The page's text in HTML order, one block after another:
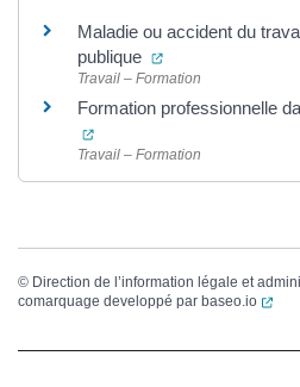
Maladie ou accident du
publique
(ouverture dans
Travail – Formation
Formation professionnelle
(ouverture dans un nouvel
Travail – Formation
© Direction de l’information légale et
comarquage developpé par baseo.io